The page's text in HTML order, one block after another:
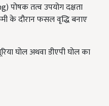
पोषक तत्व उपयोग दक्षता
के दौरान फसल वृद्धि बनाए
घोल अथवा डीएपी घोल का